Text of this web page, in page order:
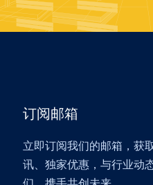
订阅邮箱
立即订阅我们的邮箱，获
讯、独家优惠，与行业动